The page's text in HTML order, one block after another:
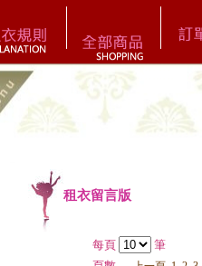
租衣留言版
每頁
筆